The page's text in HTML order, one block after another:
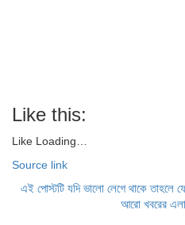
Like this:
Like Loading…
Source link
এই পোস্টটি যদি ভালো লেগে থাকে
আরো খবরের